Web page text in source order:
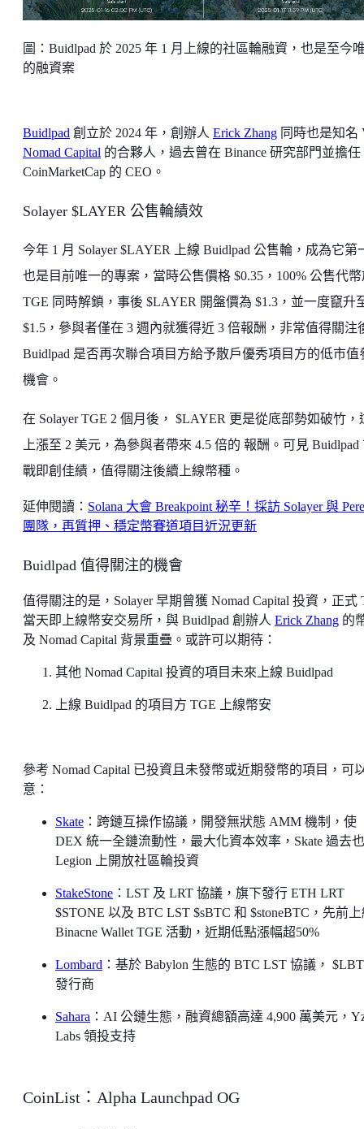
圖：Buidlpad 於 2025 年 1 月上線的社區輪融資，也是至今
的融資案
Buidlpad 創立於 2024 年，創辦人 Erick Zhang 同時也是知名
Nomad Capital 的合夥人，過去曾在 Binance 研究部門並擔任
CoinMarketCap 的 CEO。
Solayer $LAYER 公售輪績效
今年 1 月 Solayer $LAYER 上線 Buidlpad 公售輪，成為它第
也是目前唯一的專案，當時公售價格 $0.35，100% 公售代
TGE 同時解鎖，事後 $LAYER 開盤價為 $1.3，並一度竄升
$1.5，參與者僅在 3 週內就獲得近 3 倍報酬，非常值得關注
Buidlpad 是否再次聯合項目方給予散戶優秀項目方的低市值
機會。
在 Solayer TGE 2 個月後， $LAYER 更是從底部勢如破竹，
上漲至 2 美元，為參與者帶來 4.5 倍的 報酬。可見 Buidlpad
戰即創佳績，值得關注後續上線幣種。
延伸閱讀： Solana 大會 Breakpoint 秘辛！採訪 Solayer 與
團隊，再質押、穩定幣賽道項目近況更新
Buidlpad 值得關注的機會
值得關注的是，Solayer 早期曾獲 Nomad Capital 投資，正式
當天即上線幣安交易所，與 Buidlpad 創辦人 Erick Zhang 的
及 Nomad Capital 背景重疊。或許可以期待：
其他 Nomad Capital 投資的項目未來上線 Buidlpad
上線 Buidlpad 的項目方 TGE 上線幣安
參考 Nomad Capital 已投資且未發幣或近期發幣的項目，可
意：
Skate ：跨鏈互操作協議，開發無狀態 AMM 機制，使
DEX 統一全鏈流動性，最大化資本效率，Skate 過去
Legion 上開放社區輪投資
StakeStone ：LST 及 LRT 協議，旗下發行 ETH LRT
$STONE 以及 BTC LST $sBTC 和 $stoneBTC，先前
Binacne Wallet TGE 活動，近期低點漲幅超50%
Lombard ：基於 Babylon 生態的 BTC LST 協議，
發行商
Sahara ：AI 公鏈生態，融資總額高達 4,900 萬美元，
Labs 領投支持
CoinList：Alpha Launchpad OG